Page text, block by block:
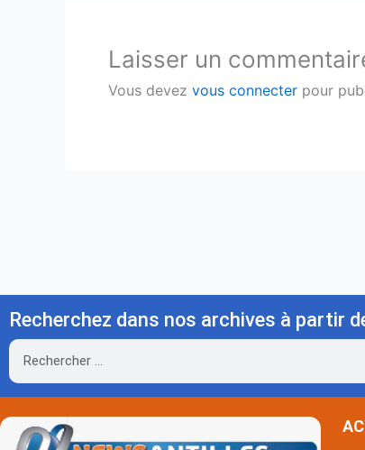
Laisser un
Vous devez vous connecter pour
Recherchez dans nos archives à partir
Rechercher